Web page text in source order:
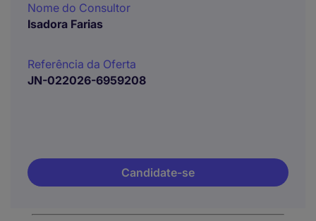
Nome do Consultor
Isadora Farias
Referência da Oferta
JN-022026-6959208
Candidate-se